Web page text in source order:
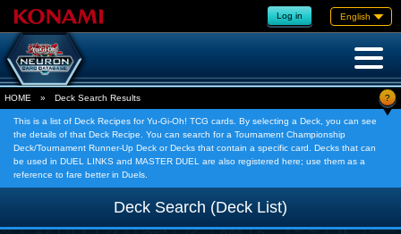
Log in English
HOME » Deck Search Results ?
This is a list of Deck Recipes for Yu-Gi-Oh! TCG cards. By selecting a Deck, you can see
the details of that Deck Recipe. You can search for a Tournament Championship
Deck/Tournament Runner-Up Deck or Decks that contain a specific card. Decks that can
be used in DUEL LINKS and MASTER DUEL are also registered here; use them as a
reference to fare better in Duels.
Deck Search (Deck List)